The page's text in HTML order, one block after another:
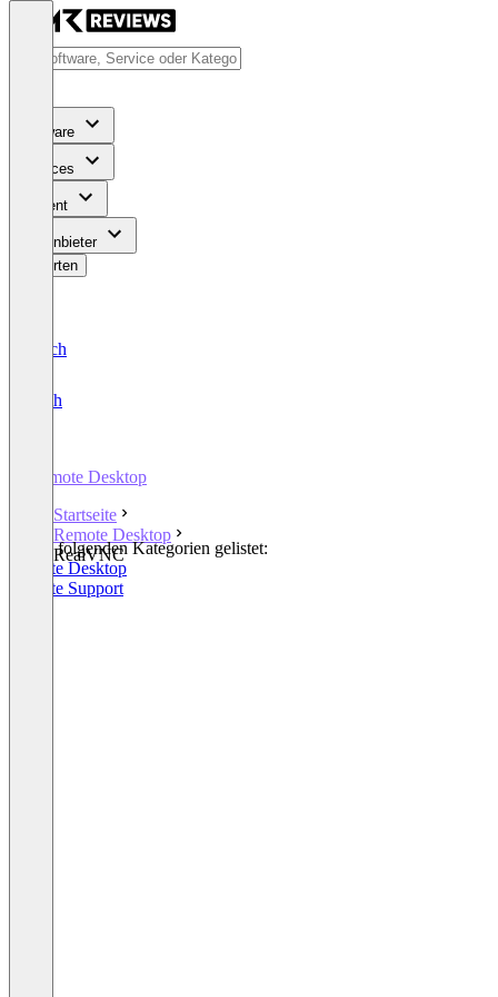
Software
Services
Content
Für Anbieter
Bewerten
Deutsch
English
Remote Desktop
Startseite
Remote Desktop
RealVNC
In den folgenden Kategorien gelistet:
Remote Desktop
Remote Support